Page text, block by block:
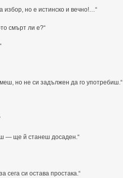
но е истинско и вечно!…“
смърт ли е?“
но не си задължен да го употребиш.“
— ще й станеш досаден.“
сега си остава простака.“